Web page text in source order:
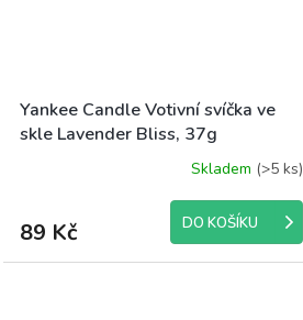
Yankee Candle Votivní svíčka ve
skle Lavender Bliss, 37g
Skladem (>5 ks)
89 Kč DO KOŠÍKU